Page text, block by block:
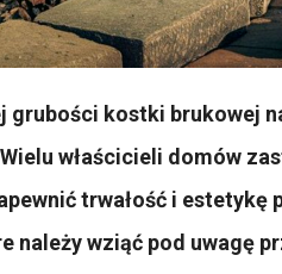
grubości kostki brukowej
właścicieli domów
trwałość i
należy wziąć pod uwagę